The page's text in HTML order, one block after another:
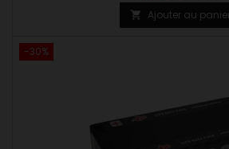
 Ajouter au
-30%